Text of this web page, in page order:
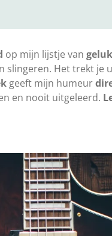
op mijn lijstje van
slingeren. Het trekt je
geeft mijn humeur
en nooit uitgeleerd.